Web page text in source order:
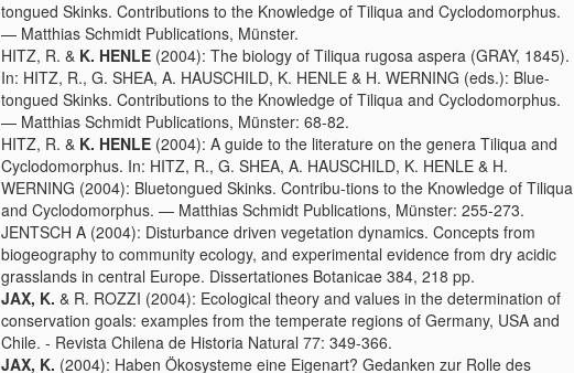
tongued Skinks. Contributions to the Knowledge of Tiliqua and Cyclodomorphus.
— Matthias Schmidt Publications, Münster.
HITZ, R. & K. HENLE (2004): The biology of Tiliqua rugosa aspera (GRAY, 1845).
In: HITZ, R., G. SHEA, A. HAUSCHILD, K. HENLE & H. WERNING (eds.): Blue-
tongued Skinks. Contributions to the Knowledge of Tiliqua and Cyclodomorphus.
— Matthias Schmidt Publications, Münster: 68-82.
HITZ, R. & K. HENLE (2004): A guide to the literature on the genera Tiliqua and
Cyclodomorphus. In: HITZ, R., G. SHEA, A. HAUSCHILD, K. HENLE & H.
WERNING (2004): Bluetongued Skinks. Contribu-tions to the Knowledge of Tiliqua
and Cyclodomorphus. — Matthias Schmidt Publications, Münster: 255-273.
JENTSCH A (2004): Disturbance driven vegetation dynamics. Concepts from
biogeography to community ecology, and experimental evidence from dry acidic
grasslands in central Europe. Dissertationes Botanicae 384, 218 pp.
JAX, K. & R. ROZZI (2004): Ecological theory and values in the determination of
conservation goals: examples from the temperate regions of Germany, USA and
Chile. - Revista Chilena de Historia Natural 77: 349-366.
JAX, K. (2004): Haben Ökosysteme eine Eigenart? Gedanken zur Rolle des